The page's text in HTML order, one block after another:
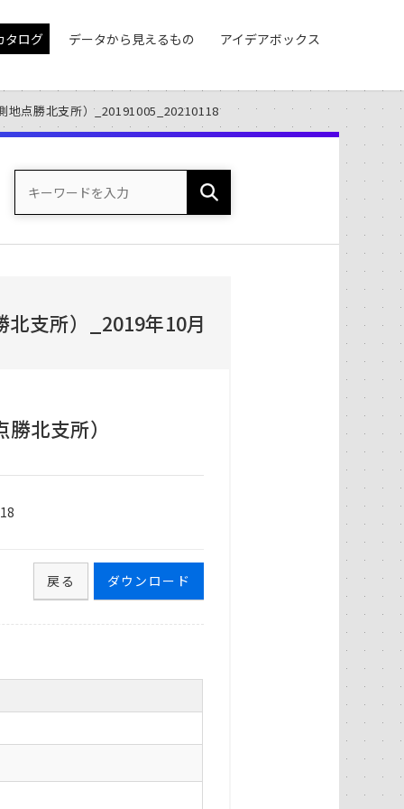
タログ データから見えるもの アイデアボックス
地点勝北支所）_20191005_20210118
支所）_2019年10月
北支所）
ダウンロード
戻る